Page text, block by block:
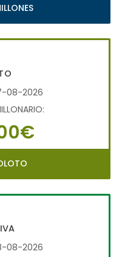
08-2026
08-2026